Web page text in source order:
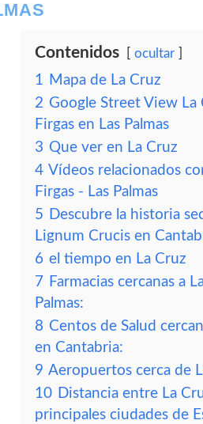
Contenidos ocultar
1 Mapa de La Cruz
2 Google Street View La
Firgas en Las Palmas
3 Que ver en La Cruz
4 Vídeos relacionados
Firgas - Las Palmas
5 Descubre la historia
Lignum Crucis en
6 el tiempo en La Cruz
7 Farmacias cercanas a
Palmas:
8 Centos de Salud
en Cantabria:
9 Aeropuertos cerca de
10 Distancia entre La
principales ciudades de